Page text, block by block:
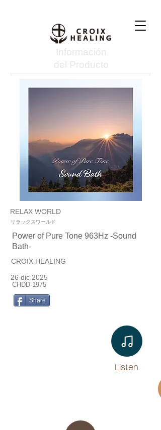
Información
del Producto
RELAX WORLD
リラックスワールド
Power of Pure Tone 963Hz -Sound
Bath-
CROIX HEALING
26 dic 2025
CHDD-1975
Share
Listen​